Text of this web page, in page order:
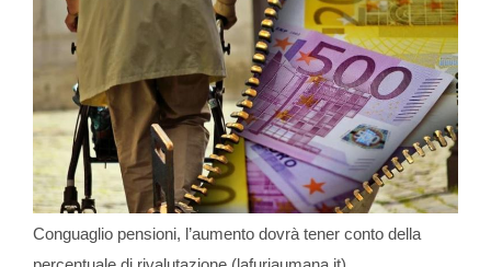
Conguaglio pensioni, l’aumento dovrà tener conto della